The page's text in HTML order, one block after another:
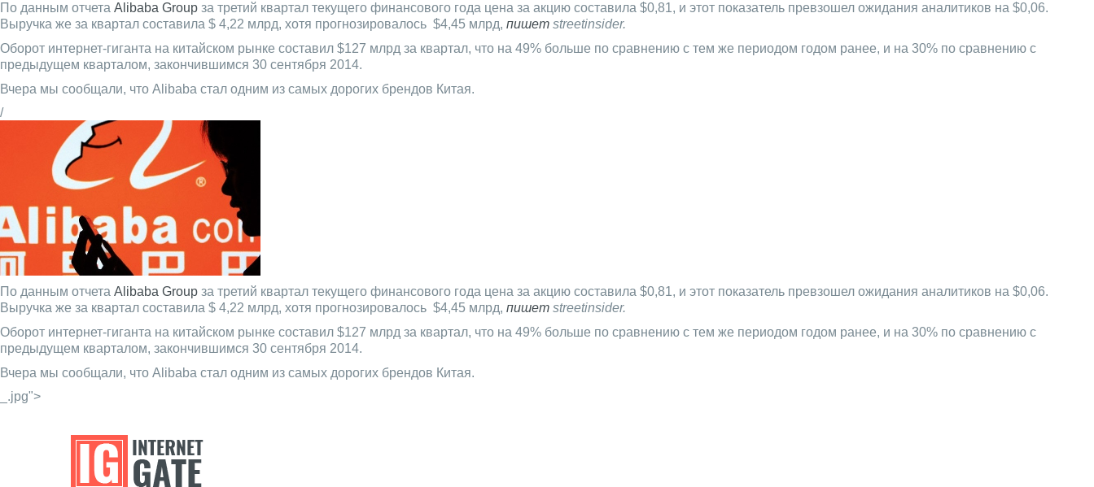
По данным отчета Alibaba Group за третий квартал текущего финансового года цена за акцию составила $0,81, и этот показатель превзошел ожидания аналитиков на $0,06.
Выручка же за квартал составила $ 4,22 млрд, хотя прогнозировалось $4,45 млрд, пишет streetinsider.
Оборот интернет-гиганта на китайском рынке составил $127 млрд за квартал, что на 49% больше по сравнению с тем же периодом годом ранее, и на 30% по сравнению с
предыдущем кварталом, закончившимся 30 сентября 2014.
Вчера мы сообщали, что Alibaba стал одним из самых дорогих брендов Китая.
/
По данным отчета Alibaba Group за третий квартал текущего финансового года цена за акцию составила $0,81, и этот показатель превзошел ожидания аналитиков на $0,06.
Выручка же за квартал составила $ 4,22 млрд, хотя прогнозировалось $4,45 млрд, пишет streetinsider.
Оборот интернет-гиганта на китайском рынке составил $127 млрд за квартал, что на 49% больше по сравнению с тем же периодом годом ранее, и на 30% по сравнению с
предыдущем кварталом, закончившимся 30 сентября 2014.
Вчера мы сообщали, что Alibaba стал одним из самых дорогих брендов Китая.
_.jpg">